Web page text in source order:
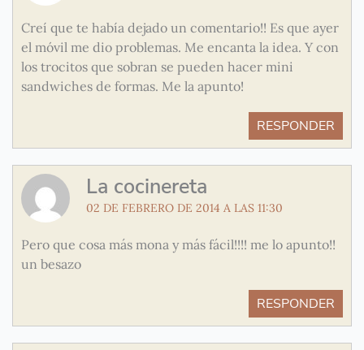
Creí que te había dejado un comentario!! Es que ayer
el móvil me dio problemas. Me encanta la idea. Y con
los trocitos que sobran se pueden hacer mini
sandwiches de formas. Me la apunto!
RESPONDER
La cocinereta
02 DE FEBRERO DE 2014 A LAS 11:30
Pero que cosa más mona y más fácil!!!! me lo apunto!!
un besazo
RESPONDER